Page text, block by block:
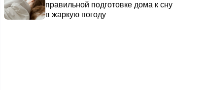
правильной подготовке дома к сну
в жаркую погоду